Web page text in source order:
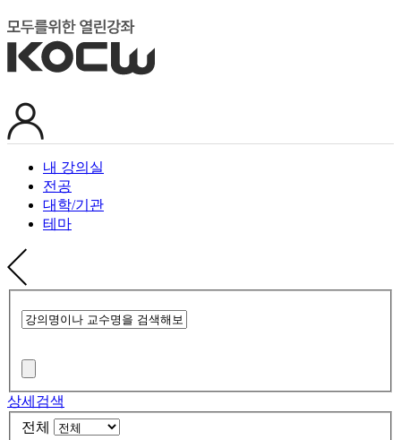
내 강의실
전공
대학/기관
테마
상세검색
전체